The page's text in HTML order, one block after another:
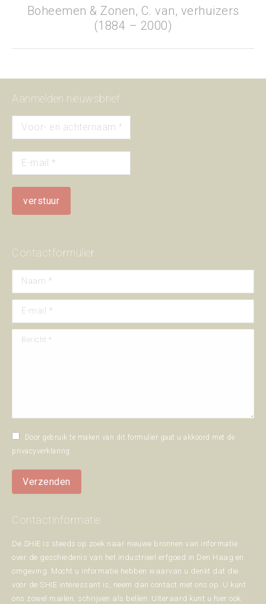
Next
project:
Boheemen & Zonen, C. van, verhuizers
(1884 – 2000)
Aanmelden nieuwsbrief
Contactformulier
Naam *
E-mail *
Bericht *
Door gebruik te maken van dit formulier gaat u akkoord met de
privacyverklaring
Verzenden
Contactinformatie
De SHIE is steeds op zoek naar nieuwe bronnen van informatie
over de geschiedenis van het industrieel erfgoed in Den Haag en
omgeving. Mocht u informatie hebben waarvan u denkt dat die
voor de SHIE interessant is, neem dan contact met ons op. U kunt
ons zowel mailen, schrijven als bellen. Uiteraard kunt u hier ook